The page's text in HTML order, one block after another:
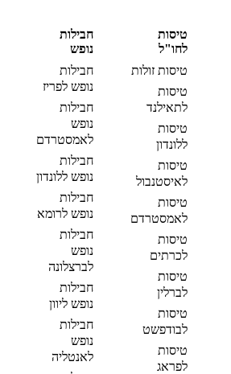
טיסות
לחו"ל
טיסות זולות
טיסות
לתאילנד
טיסות
ללונדון
טיסות
לאיסטנבול
טיסות
לאמסטרדם
טיסות
לכרתים
טיסות
לברלין
טיסות
לבודפשט
טיסות
לפראג
חבילות
נופש
חבילות
נופש לפריז
חבילות
נופש
לאמסטרדם
חבילות
נופש ללונדון
חבילות
נופש לרומא
חבילות
נופש
לברצלונה
חבילות
נופש ליוון
חבילות
נופש
לאנטליה